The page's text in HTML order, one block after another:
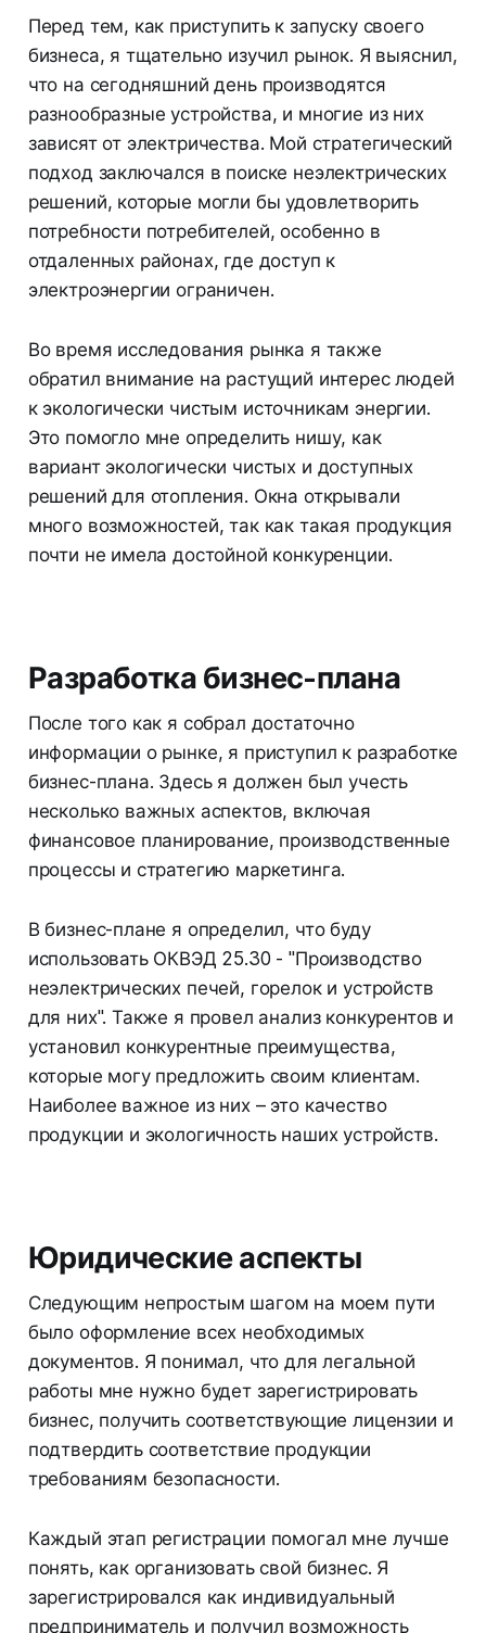
Перед тем, как приступить к запуску своего
бизнеса, я тщательно изучил рынок. Я выяснил,
что на сегодняшний день производятся
разнообразные устройства, и многие из них
зависят от электричества. Мой стратегический
подход заключался в поиске неэлектрических
решений, которые могли бы удовлетворить
потребности потребителей, особенно в
отдаленных районах, где доступ к
электроэнергии ограничен.
Во время исследования рынка я также
обратил внимание на растущий интерес людей
к экологически чистым источникам энергии.
Это помогло мне определить нишу, как
вариант экологически чистых и доступных
решений для отопления. Окна открывали
много возможностей, так как такая продукция
почти не имела достойной конкуренции.
Разработка бизнес-плана
После того как я собрал достаточно
информации о рынке, я приступил к разработке
бизнес-плана. Здесь я должен был учесть
несколько важных аспектов, включая
финансовое планирование, производственные
процессы и стратегию маркетинга.
В бизнес-плане я определил, что буду
использовать ОКВЭД 25.30 - "Производство
неэлектрических печей, горелок и устройств
для них". Также я провел анализ конкурентов и
установил конкурентные преимущества,
которые могу предложить своим клиентам.
Наиболее важное из них – это качество
продукции и экологичность наших устройств.
Юридические аспекты
Следующим непростым шагом на моем пути
было оформление всех необходимых
документов. Я понимал, что для легальной
работы мне нужно будет зарегистрировать
бизнес, получить соответствующие лицензии и
подтвердить соответствие продукции
требованиям безопасности.
Каждый этап регистрации помогал мне лучше
понять, как организовать свой бизнес. Я
зарегистрировался как индивидуальный
предприниматель и получил возможность